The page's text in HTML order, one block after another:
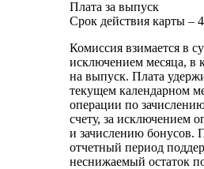
Плата за выпуск
Срок действия карты –
Комиссия взимается в
исключением месяца, в
на выпуск. Плата
текущем календарном
операции по
счету, за исключением
и зачислению бонусов.
отчетный период
неснижаемый остаток